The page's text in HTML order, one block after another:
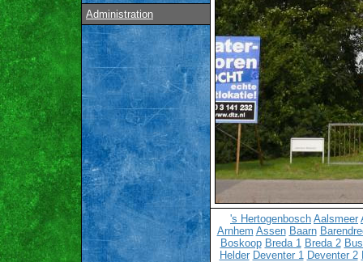
Administration
's Hertogenbosch Aalsmeer
Arnhem Assen Baarn
Boskoop Breda 1 Breda 2
Helder Deventer 1 Deventer 2